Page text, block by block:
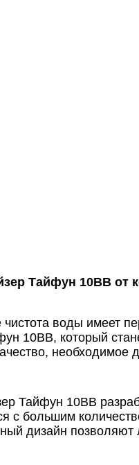
Тайфун 10ВВ от
воды имеет
10ВВ, который
необходимое
Тайфун 10ВВ
с большим
дизайн позволяют